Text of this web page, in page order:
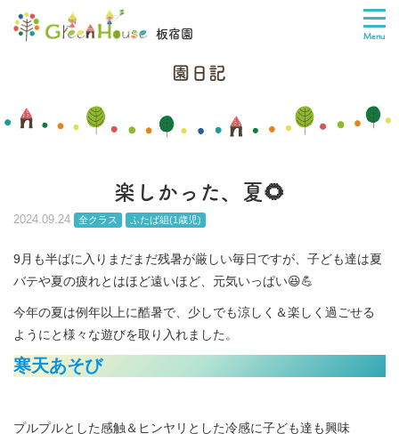
板宿園
園日記
楽しかった、夏🌻
2024.09.24 全クラス ふたば組(1歳児)
9月も半ばに入りまだまだ残暑が厳しい毎日ですが、子ども達は夏
バテや夏の疲れとはほど遠いほど、元気いっぱい😆💪
今年の夏は例年以上に酷暑で、少しでも涼しく＆楽しく過ごせる
ようにと様々な遊びを取り入れました。
寒天あそび
プルプルとした感触＆ヒンヤリとした冷感に子ども達も興味